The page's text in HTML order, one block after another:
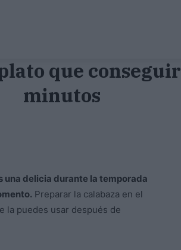
que
minutos
una delicia durante la temporada
Preparar la calabaza en el
la puedes usar después de